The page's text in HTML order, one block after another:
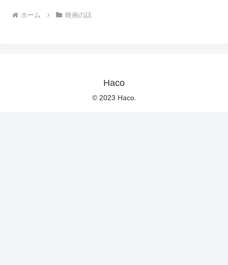
ホーム 映画の話
Haco
© 2023 Haco.